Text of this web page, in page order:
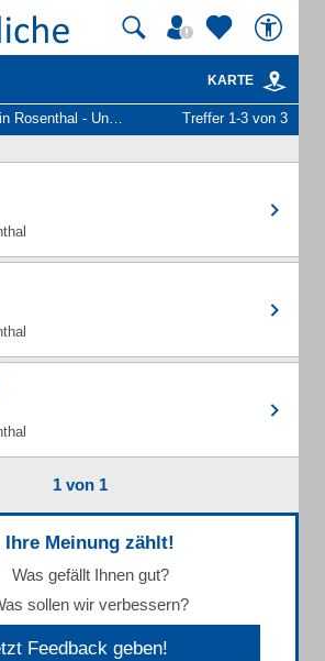
KARTE
- Unternehmen und Personen Treffer 1-3 von 3
1 von 1
Ihre Meinung zählt!
Was gefällt Ihnen gut?
sollen wir verbessern?
Feedback geben!